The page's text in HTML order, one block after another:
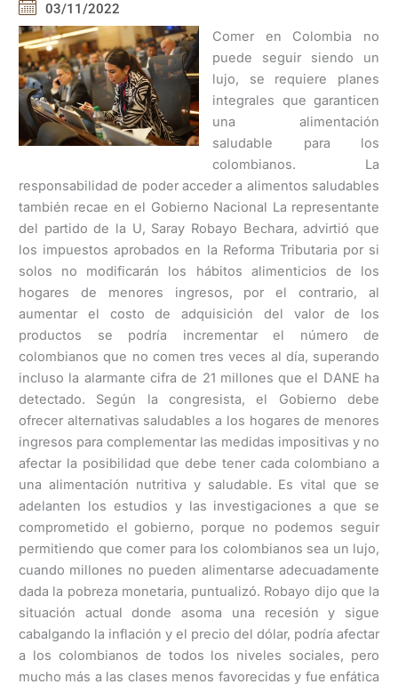
03/11/2022
Comer en Colombia no
puede seguir siendo un
lujo, se requiere planes
integrales que garanticen
una alimentación
saludable para los
colombianos. La
responsabilidad de poder acceder a alimentos saludables
también recae en el Gobierno Nacional La representante
del partido de la U, Saray Robayo Bechara, advirtió que
los impuestos aprobados en la Reforma Tributaria por si
solos no modificarán los hábitos alimenticios de los
hogares de menores ingresos, por el contrario, al
aumentar el costo de adquisición del valor de los
productos se podría incrementar el número de
colombianos que no comen tres veces al día, superando
incluso la alarmante cifra de 21 millones que el DANE ha
detectado. Según la congresista, el Gobierno debe
ofrecer alternativas saludables a los hogares de menores
ingresos para complementar las medidas impositivas y no
afectar la posibilidad que debe tener cada colombiano a
una alimentación nutritiva y saludable. Es vital que se
adelanten los estudios y las investigaciones a que se
comprometido el gobierno, porque no podemos seguir
permitiendo que comer para los colombianos sea un lujo,
cuando millones no pueden alimentarse adecuadamente
dada la pobreza monetaria, puntualizó. Robayo dijo que la
situación actual donde asoma una recesión y sigue
cabalgando la inflación y el precio del dólar, podría afectar
a los colombianos de todos los niveles sociales, pero
mucho más a las clases menos favorecidas y fue enfática